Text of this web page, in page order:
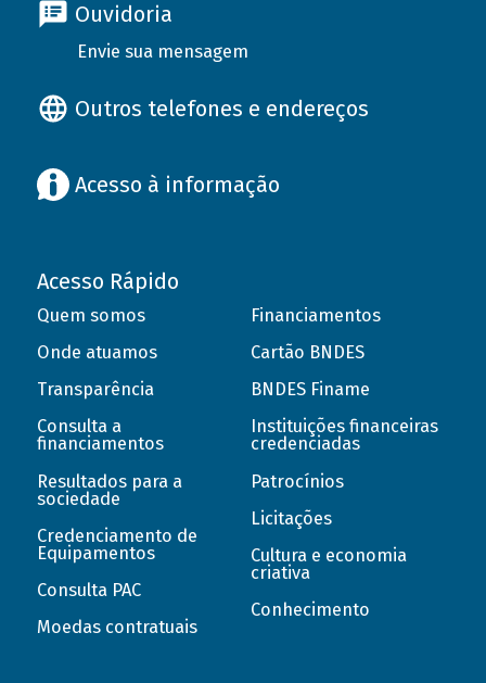
Ouvidoria
Envie sua mensagem
Outros telefones e endereços
Acesso à informação
Acesso Rápido
Quem somos
Onde atuamos
Transparência
Consulta a
financiamentos
Resultados para a
sociedade
Credenciamento de
Equipamentos
Consulta PAC
Moedas contratuais
Financiamentos
Cartão BNDES
BNDES Finame
Instituições financeiras
credenciadas
Patrocínios
Licitações
Cultura e economia
criativa
Conhecimento